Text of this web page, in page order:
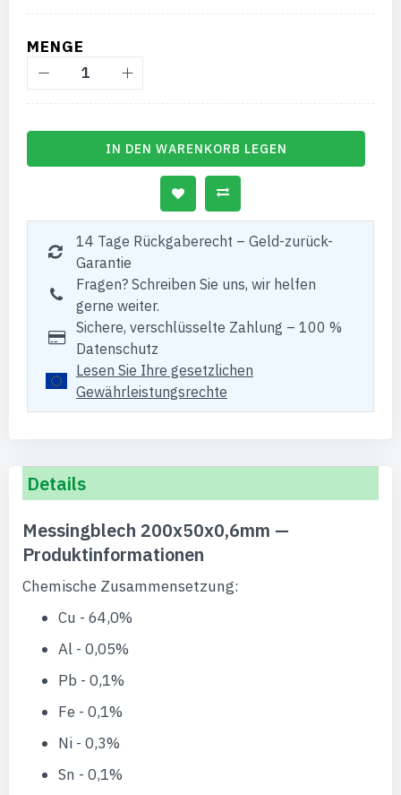
MENGE
IN DEN WARENKORB LEGEN
14 Tage Rückgaberecht – Geld-zurück-
Garantie
Fragen? Schreiben Sie uns, wir helfen
gerne weiter.
Sichere, verschlüsselte Zahlung – 100 %
Datenschutz
Lesen Sie Ihre gesetzlichen
Gewährleistungsrechte
Details
Messingblech 200x50x0,6mm —
Produktinformationen
Chemische Zusammensetzung:
Cu - 64,0%
Al - 0,05%
Pb - 0,1%
Fe - 0,1%
Ni - 0,3%
Sn - 0,1%